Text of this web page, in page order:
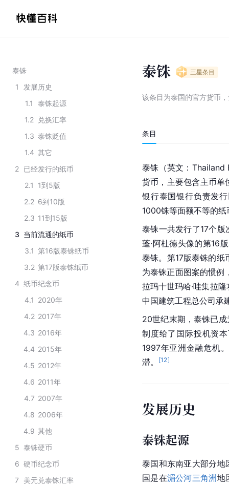
泰铢
1
发展历史
1.1
泰铢起源
1.2
兑换汇率
1.3 泰铢贬值
1.4 其它
2 已经发行的纸币
2.1
1到5版
2.2 6到10版
2.3 11到15版
3 当前流通的纸币
3.1 第16版泰铢纸币
3.2 第17版泰铢纸币
4 纸币纪念币
4.1 2020年
4.2 2017年
4.3 2016年
4.4 2015年
4.5 2012年
4.6 2011年
4.7 2007年
4.8 2006年
4.9 其他
5 泰铢硬币
6 硬币纪念币
7
美元兑泰铢汇率
泰铢 三星条目
该条目为泰国的官方货币 ，
条目
泰铢（英文：Thailand
货币，主要包含主币单
银行泰国银行负责发
1000铢等面额不等的
泰铢一共发行了17个
蓬·阿杜德头像的第16
泰铢。第17版泰铢的纸
为泰铢正面图案的惯例
拉玛十世玛哈·哇集拉
中国建筑工程总公司承
20世纪末期，泰铢已成
制度给了国际投机资
1997年亚洲金融危机
滞。
[12]
发展历史
泰铢起源
泰国和东南亚大部分
国是在湄公河三角洲地